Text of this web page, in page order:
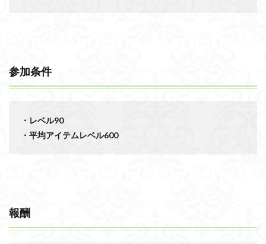
参加条件
・レベル90
・平均アイテムレベル600
報酬